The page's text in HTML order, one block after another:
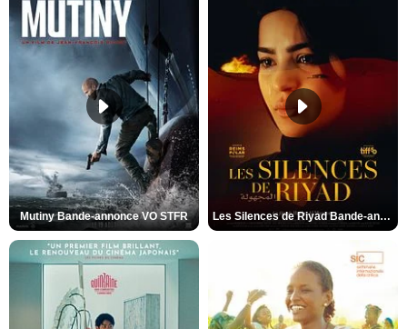
Mutiny Bande-annonce VO STFR Les Silences de Riyad Bande-annonce VO STFR